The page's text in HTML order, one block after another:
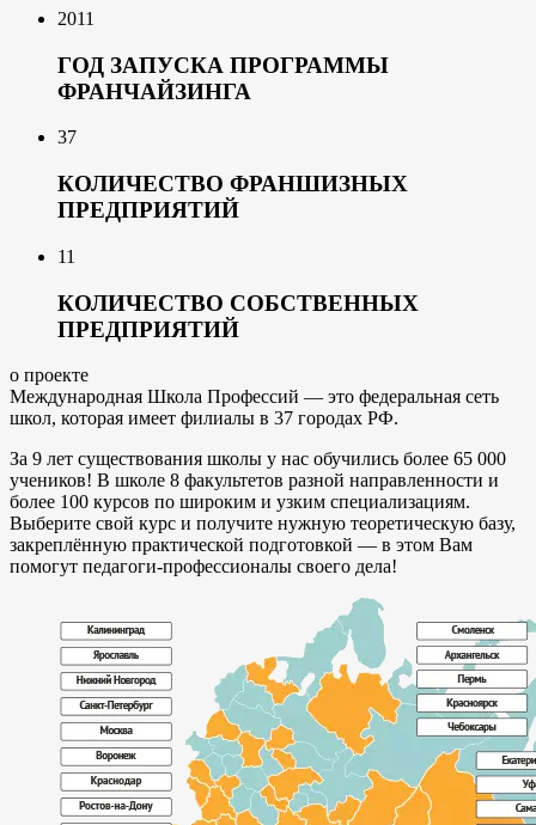
2011
ГОД ЗАПУСКА ПРОГРАММЫ
ФРАНЧАЙЗИНГА
37
КОЛИЧЕСТВО ФРАНШИЗНЫХ
ПРЕДПРИЯТИЙ
11
КОЛИЧЕСТВО СОБСТВЕННЫХ
ПРЕДПРИЯТИЙ
о проекте
Международная Школа Профессий — это федеральная сеть
школ, которая имеет филиалы в 37 городах РФ.
За 9 лет существования школы у нас обучились более 65 000
учеников! В школе 8 факультетов разной направленности и
более 100 курсов по широким и узким специализациям.
Выберите свой курс и получите нужную теоретическую базу,
закреплённую практической подготовкой — в этом Вам
помогут педагоги-профессионалы своего дела!